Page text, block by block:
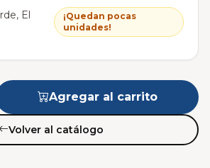
El
¡Quedan pocas
unidades!
Agregar al carrito
Volver al catálogo